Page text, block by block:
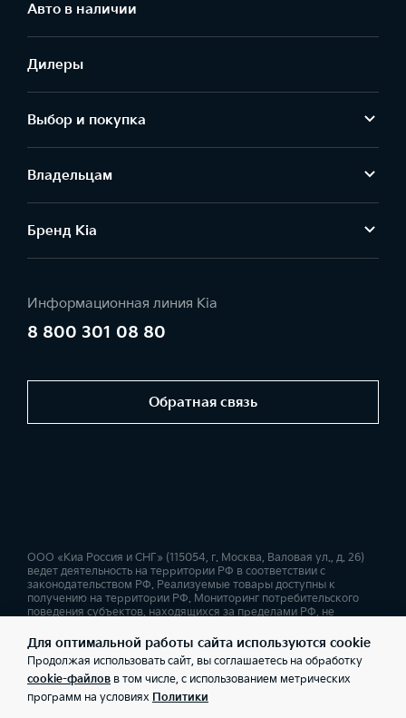
Aвто в наличии
Дилеры
Выбор и покупка
Владельцам
Бренд Kia
Информационная линия Kia
8 800 301 08 80
ООО «Киа Россия и СНГ» (115054, г. Москва, Валовая ул., д. 26)
ведет деятельность на территории РФ в соответствии с
законодательством РФ. Реализуемые товары доступны к
получению на территории РФ. Мониторинг потребительского
поведения субъектов, находящихся за пределами РФ, не
комплектациях и их наличии, ценах, возможных выгодах и
условиях приобретения доступна у дилеров Kia. Товар
сертифицирован. Не является публичной офертой.
Обратная связь
Правовая информация
Обработка персональных данных
Для оптимальной работы сайта используются cookie
Продолжая использовать сайт, вы соглашаетесь на обработку
cookie-файлов в том числе, с использованием метрических
программ на условиях Политики